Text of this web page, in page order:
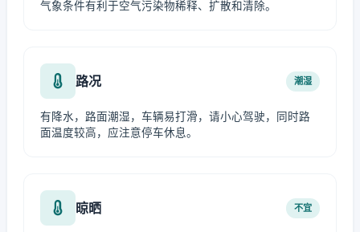
气象条件有利于空气污染物稀释、扩散和清除。
路况 潮湿
有降水，路面潮湿，车辆易打滑，请小心驾驶，同时路
面温度较高，应注意停车休息。
晾晒 不宜